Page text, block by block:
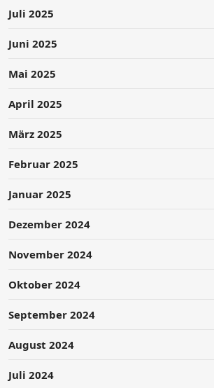
Juli 2025
Juni 2025
Mai 2025
April 2025
März 2025
Februar 2025
Januar 2025
Dezember 2024
November 2024
Oktober 2024
September 2024
August 2024
Juli 2024